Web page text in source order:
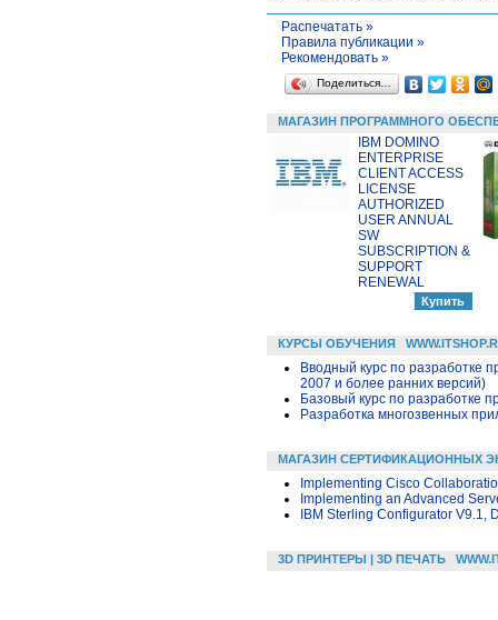
Распечатать »
Правила публикации »
Рекомендовать »
Поделиться…
МАГАЗИН ПРОГРАММНОГО
IBM DOMINO
ENTERPRISE
CLIENT ACCESS
LICENSE
AUTHORIZED
USER ANNUAL
SW
SUBSCRIPTION &
SUPPORT
RENEWAL
КУРСЫ ОБУЧЕНИЯ
Вводный курс по разработке
2007 и более ранних версий)
Базовый курс по разработке
Разработка многозвенных
МАГАЗИН СЕРТИФИКАЦИОННЫХ
Implementing Cisco
Implementing an Advanced
IBM Sterling Configurator V9.1,
3D ПРИНТЕРЫ | 3D ПЕЧАТЬ